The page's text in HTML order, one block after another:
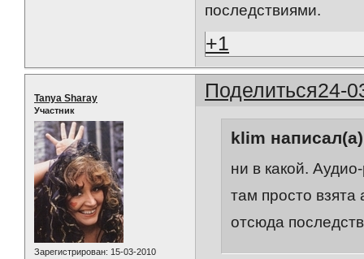
последствиями.
+1
Поделиться24-
Tanya Sharay
Участник
Зарегистрирован: 15-03-2010
klim
ни в какой.
там просто
отсюда